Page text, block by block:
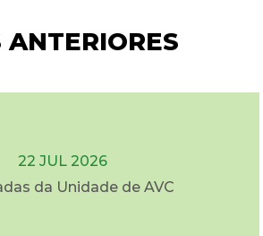
ANTERIORES
22 JUL 2026
da Unidade de AVC